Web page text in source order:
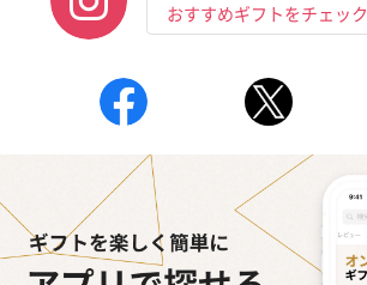
おすすめギフトをチェック